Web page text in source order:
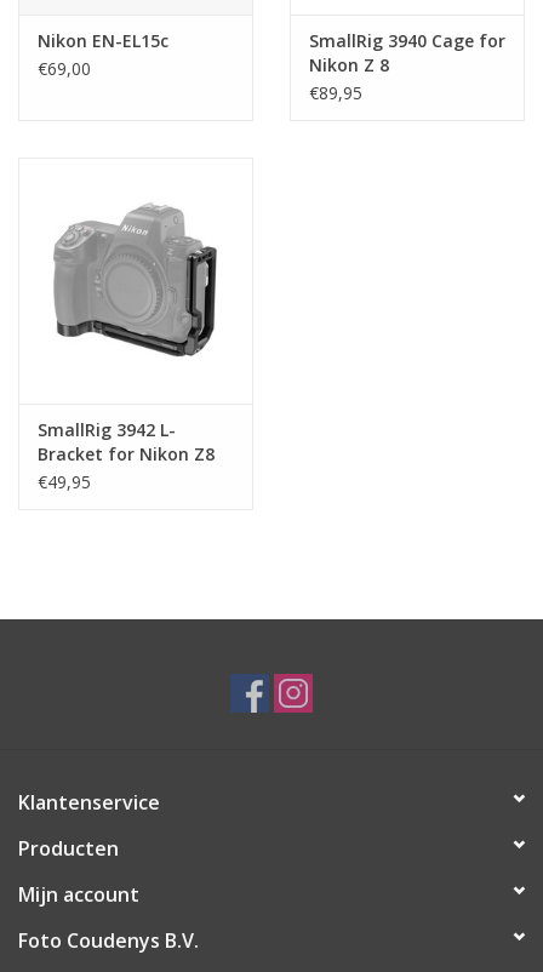
Nikon EN-EL15c
€69,00
SmallRig 3940 Cage for
Nikon Z 8
€89,95
SmallRig 3942 L-
Bracket for Nikon Z8
€49,95
Klantenservice
Producten
Mijn account
Foto Coudenys B.V.